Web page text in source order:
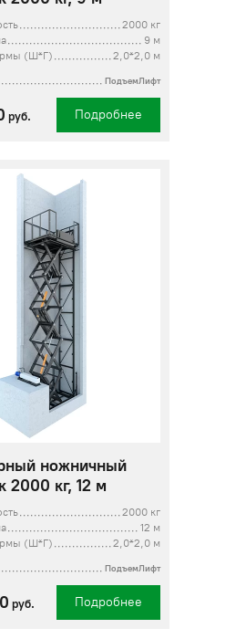
2000 кг
9 м
(Ш*Г)
2,0*2,0 м
ПодъемЛифт
руб. Подробнее
ножничный
2000 кг, 12 м
2000 кг
12 м
(Ш*Г)
2,0*2,0 м
ПодъемЛифт
руб. Подробнее